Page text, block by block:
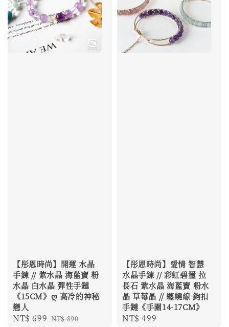
【彤恩時尚】開運 水晶
手鍊 // 紫水晶 海藍寶 粉
水晶 白水晶 彈性手鏈
《15CM》ღ 高冷的神秘
戀人
Sale
NT$ 699 Regular
NT$ 890
【彤恩時尚】愛情 智慧
水晶手鍊 // 彩虹碧璽 拉
長石 紫水晶 海藍寶 粉水
晶 草莓晶 // 纏繞線 鉤扣
手鏈《手圍14-17CM》
Regular
NT$ 499